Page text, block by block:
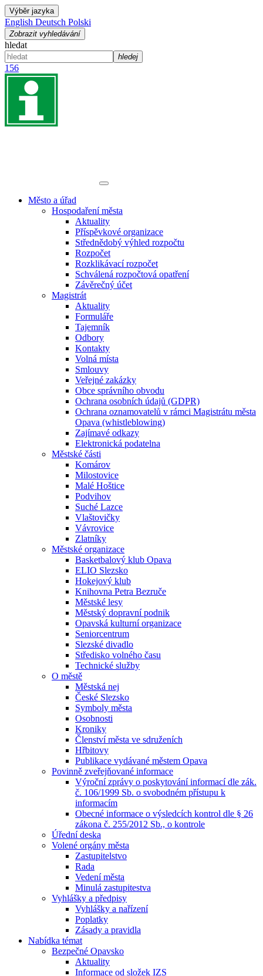
Výběr jazyka
English Deutsch Polski
Zobrazit vyhledávání
hledat
hledej
156
Město a úřad
Hospodaření města
Aktuality
Příspěvkové organizace
Střednědobý výhled rozpočtu
Rozpočet
Rozklikávací rozpočet
Schválená rozpočtová opatření
Závěrečný účet
Magistrát
Aktuality
Formuláře
Tajemník
Odbory
Kontakty
Volná místa
Smlouvy
Veřejné zakázky
Obce správního obvodu
Ochrana osobních údajů (GDPR)
Ochrana oznamovatelů v rámci Magistrátu města
Opava (whistleblowing)
Zajímavé odkazy
Elektronická podatelna
Městské části
Komárov
Milostovice
Malé Hoštice
Podvihov
Suché Lazce
Vlaštovičky
Vávrovice
Zlatníky
Městské organizace
Basketbalový klub Opava
ELIO Slezsko
Hokejový klub
Knihovna Petra Bezruče
Městské lesy
Městský dopravní podnik
Opavská kulturní organizace
Seniorcentrum
Slezské divadlo
Středisko volného času
Technické služby
O městě
Městská nej
České Slezsko
Symboly města
Osobnosti
Kroniky
Členství města ve sdruženích
Hřbitovy
Publikace vydávané městem Opava
Povinně zveřejňované informace
Výroční zprávy o poskytování informací dle zák.
č. 106/1999 Sb. o svobodném přístupu k
informacím
Obecné informace o výsledcích kontrol dle § 26
zákona č. 255/2012 Sb., o kontrole
Úřední deska
Volené orgány města
Zastupitelstvo
Rada
Vedení města
Minulá zastupitestva
Vyhlášky a předpisy
Vyhlášky a nařízení
Poplatky
Zásady a pravidla
Nabídka témat
Bezpečné Opavsko
Aktuality
Informace od složek IZS